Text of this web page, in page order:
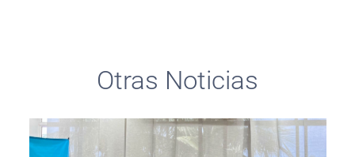
Otras Noticias